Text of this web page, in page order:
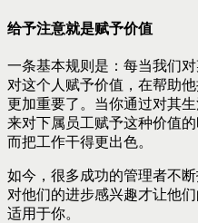
给予注意就是赋予价值
一条基本规则是：每当我们
对这个人赋予价值，在帮助
更加重要了。当你通过对其
来对下属员工赋予这种价值
而把工作干得更出色。
如今，很多成功的管理者不
对他们的进步感兴趣才让他
适用于你。